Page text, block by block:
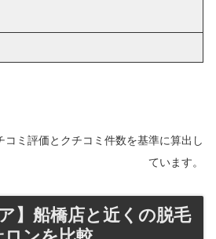
ミ評価とクチコミ件数を基準に算出し
ています。
ア】船橋店と近くの脱毛